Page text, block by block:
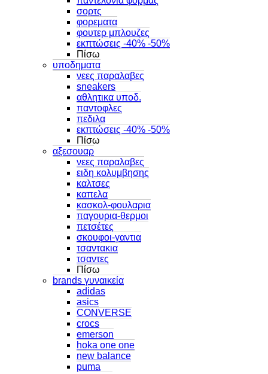
σορτς
φορεματα
φουτερ μπλουζες
εκπτώσεις -40% -50%
Πίσω
υποδηματα
νεες παραλαβες
sneakers
αθλητικα υποδ.
παντοφλες
πεδιλα
εκπτώσεις -40% -50%
Πίσω
αξεσουαρ
νεες παραλαβες
ειδη κολυμβησης
καλτσες
καπελα
κασκολ-φουλαρια
παγουρια-θερμοι
πετσέτες
σκουφοι-γαντια
τσαντακια
τσαντες
Πίσω
brands γυναικεία
adidas
asics
CONVERSE
crocs
emerson
hoka one one
new balance
puma